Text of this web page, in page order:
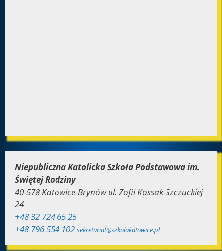
Niepubliczna Katolicka Szkoła Podstawowa im.
Świętej Rodziny
40-578 Katowice-Brynów ul. Zofii Kossak-Szczuckiej
24
+48 32 724 65 25
+48 796 554 102 sekretariat@szkolakatowice.pl